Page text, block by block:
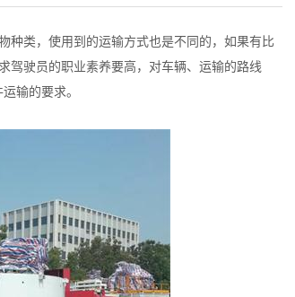
种类，使用到的运输方式也是不同的，如果有比
驾驶员的职业素养要高，对车辆、运输的路线
输的要求。